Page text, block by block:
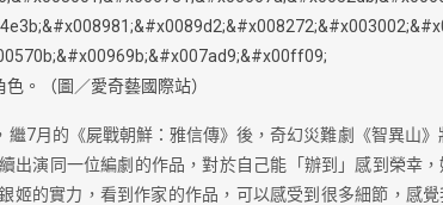
。（圖／愛奇藝國際站）
7月的《屍戰朝鮮：雅信傳》後，奇幻災難劇《智異山》
出演同一位編劇的作品，對於自己能「辦到」感到榮幸
的實力，看到作家的作品，可以感受到很多細節，感